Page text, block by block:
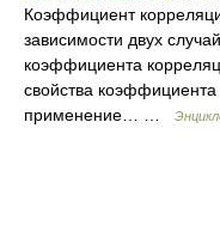
Коэффициент
зависимости двух
коэффициента
свойства
применение… …